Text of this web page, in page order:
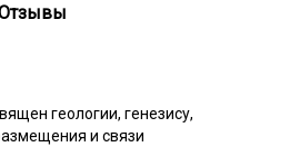
геологии, генезису,
и связи